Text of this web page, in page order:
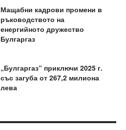
Мащабни кадрови промени в
ръководството на
енергийното дружество
Булгаргаз
„Булгаргаз“ приключи 2025 г.
със загуба от 267,2 милиона
лева